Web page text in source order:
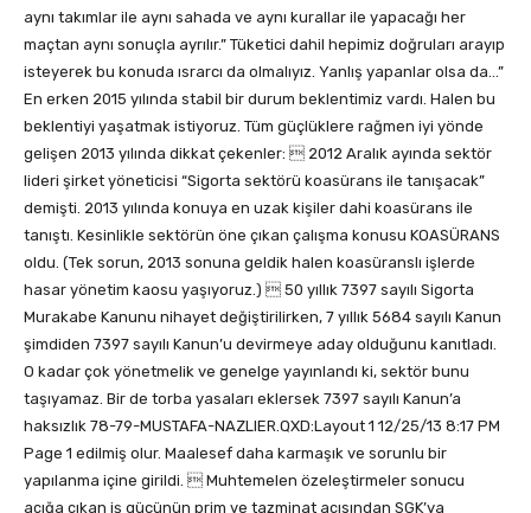
aynı takımlar ile aynı sahada ve aynı kurallar ile yapacağı her
maçtan aynı sonuçla ayrılır.” Tüketici dahil hepimiz doğruları arayıp
isteyerek bu konuda ısrarcı da olmalıyız. Yanlış yapanlar olsa da…”
En erken 2015 yılında stabil bir durum beklentimiz vardı. Halen bu
beklentiyi yaşatmak istiyoruz. Tüm güçlüklere rağmen iyi yönde
gelişen 2013 yılında dikkat çekenler:  2012 Aralık ayında sektör
lideri şirket yöneticisi “Sigorta sektörü koasürans ile tanışacak”
demişti. 2013 yılında konuya en uzak kişiler dahi koasürans ile
tanıştı. Kesinlikle sektörün öne çıkan çalışma konusu KOASÜRANS
oldu. (Tek sorun, 2013 sonuna geldik halen koasüranslı işlerde
hasar yönetim kaosu yaşıyoruz.)  50 yıllık 7397 sayılı Sigorta
Murakabe Kanunu nihayet değiştirilirken, 7 yıllık 5684 sayılı Kanun
şimdiden 7397 sayılı Kanun’u devirmeye aday olduğunu kanıtladı.
O kadar çok yönetmelik ve genelge yayınlandı ki, sektör bunu
taşıyamaz. Bir de torba yasaları eklersek 7397 sayılı Kanun’a
haksızlık 78-79-MUSTAFA-NAZLIER.QXD:Layout 1 12/25/13 8:17 PM
Page 1 edilmiş olur. Maalesef daha karmaşık ve sorunlu bir
yapılanma içine girildi.  Muhtemelen özeleştirmeler sonucu
açığa çıkan iş gücünün prim ve tazminat açısından SGK’ya